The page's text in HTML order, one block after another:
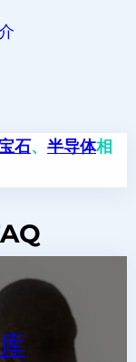
石、 半导体相